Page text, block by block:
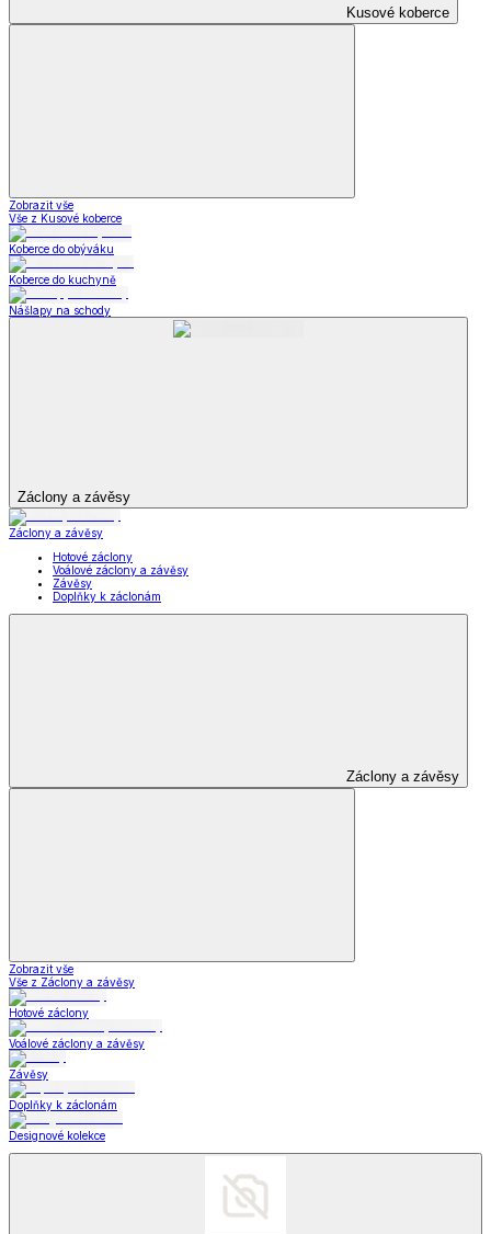
Kusové koberce
Zobrazit vše
Vše z Kusové koberce
Koberce do obýváku
Koberce do kuchyně
Nášlapy na schody
Záclony a závěsy
Záclony a závěsy
Hotové záclony
Voálové záclony a závěsy
Závěsy
Doplňky k záclonám
Záclony a závěsy
Zobrazit vše
Vše z Záclony a závěsy
Hotové záclony
Voálové záclony a závěsy
Závěsy
Doplňky k záclonám
Designové kolekce